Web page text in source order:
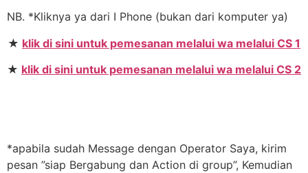
NB. *Kliknya ya dari I Phone (bukan dari komputer ya)
★ klik di sini untuk pemesanan melalui wa melalui CS 1
★ klik di sini untuk pemesanan melalui wa melalui CS 2
*apabila sudah Message dengan Operator Saya, kirim
pesan ”siap Bergabung dan Action di group”, Kemudian